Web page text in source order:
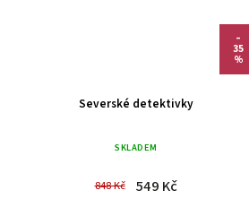
–
35
%
Severské detektivky
SKLADEM
848 Kč 549 Kč